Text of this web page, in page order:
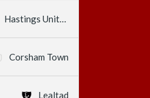
Hastings United
Corsham Town
Lealtad